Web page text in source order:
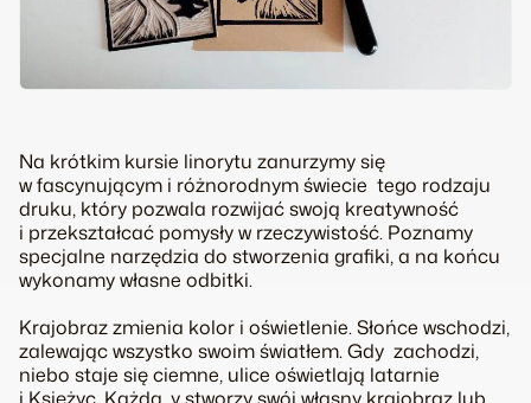
Na krótkim kursie linorytu zanurzymy się
w fascynującym i różnorodnym świecie tego rodzaju
druku, który pozwala rozwijać swoją kreatywność
i przekształcać pomysły w rzeczywistość. Poznamy
specjalne narzędzia do stworzenia grafiki, a na końcu
wykonamy własne odbitki.
Krajobraz zmienia kolor i oświetlenie. Słońce wschodzi,
zalewając wszystko swoim światłem. Gdy zachodzi,
niebo staje się ciemne, ulice oświetlają latarnie
i Księżyc. Każda_y stworzy swój własny krajobraz lub